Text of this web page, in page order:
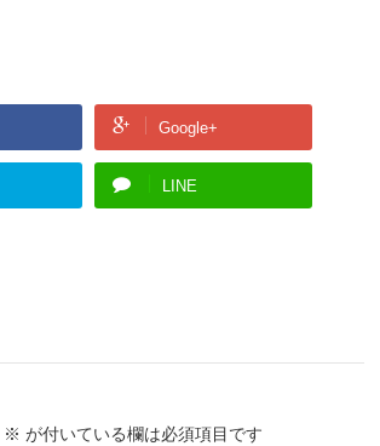
Google+
LINE
※ が付いている欄は必須項目です